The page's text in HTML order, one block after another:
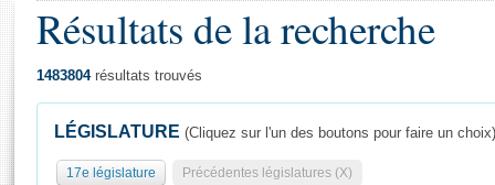
Général
Résultats de la recherche
1483804résultats trouvés
LÉGISLATURE (Cliquez sur l'un des boutons pour faire un choix)
17e législature Précédentes législatures (X)